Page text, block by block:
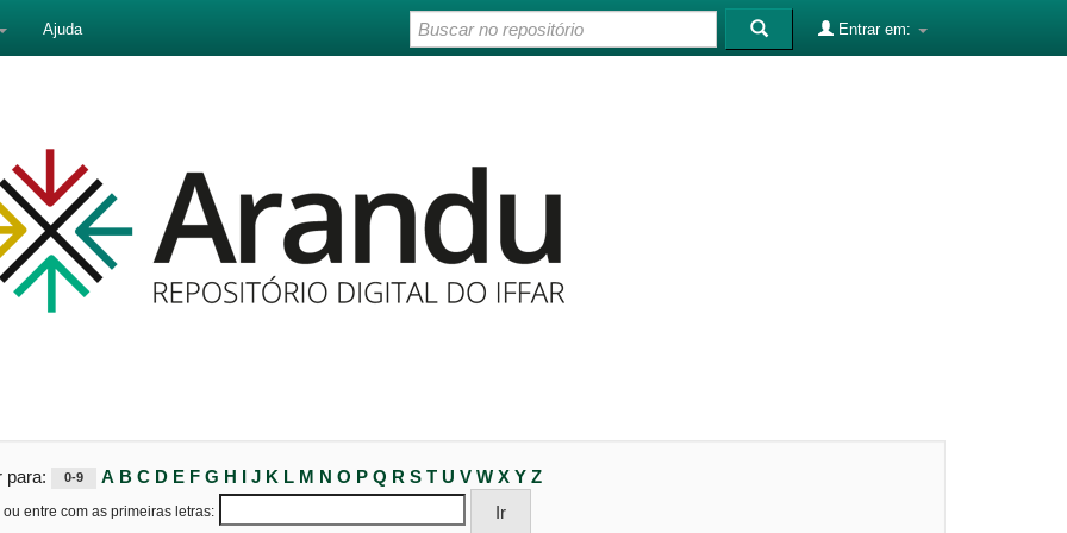
Ajuda Entrar em:
para: 0-9 A B C D E F G H I J K L M N O P Q R S T U V W X Y Z
ou entre com as primeiras letras: